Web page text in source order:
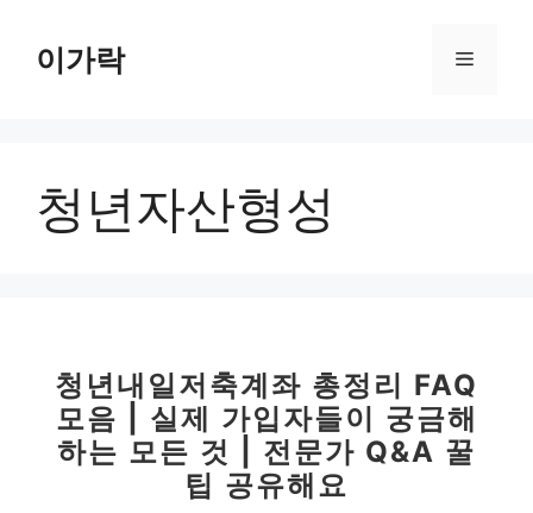
이가락 메
청년자산형성
청년내일저축계좌 총정리 FAQ
모음 | 실제 가입자들이 궁금해
하는 모든 것 | 전문가 Q&A 꿀
팁 공유해요